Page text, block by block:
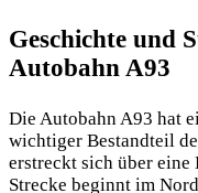
Geschichte und
Autobahn A93
Die Autobahn A93 hat
wichtiger Bestandteil
erstreckt sich über
Strecke beginnt im